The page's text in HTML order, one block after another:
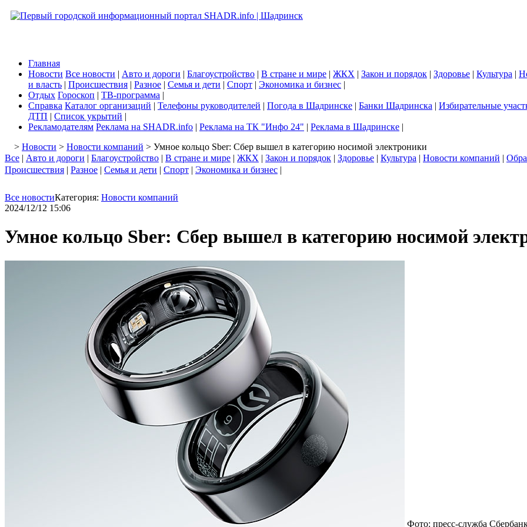
Главная
Новости Все новости | Авто и дороги | Благоустройство | В стране и мире | ЖКХ | Закон и порядок | Здоровье | Культура |
и власть | Происшествия | Разное | Семья и дети | Спорт | Экономика и бизнес |
Отдых Гороскоп | ТВ-программа |
Справка Каталог организаций | Телефоны руководителей | Погода в Шадринске | Банки Шадринска | Избирательные
ДТП | Список укрытий |
Рекламодателям Реклама на SHADR.info | Реклама на ТК "Инфо 24" | Реклама в Шадринске |
> Новости > Новости компаний > Умное кольцо Sber: Сбер вышел в категорию носимой электроники
Все | Авто и дороги | Благоустройство | В стране и мире | ЖКХ | Закон и порядок | Здоровье | Культура | Новости компаний |
Происшествия | Разное | Семья и дети | Спорт | Экономика и бизнес |
Все новостиКатегория: Новости компаний
2024/12/12 15:06
Умное кольцо Sber: Сбер вышел в категорию носимой
Фото: пресс-служба